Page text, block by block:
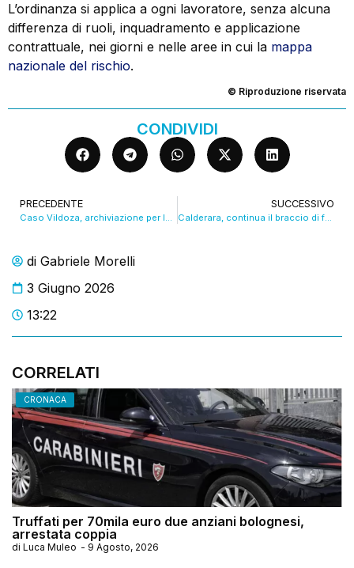
di Gabriele Morelli
3 Giugno 2026
13:22
CORRELATI
CRONACA
Truffati per 70mila euro due anziani bolognesi,
arrestata coppia
di Luca Muleo - 9 Agosto, 2026
L’ordinanza si applica a ogni lavoratore, senza alcuna
differenza di ruoli, inquadramento e applicazione
contrattuale, nei giorni e nelle aree in cui la mappa
nazionale del rischio.
© Riproduzione riservata
CONDIVIDI
PRECEDENTE SUCCESSIVO
Calderara, continua il braccio di ferro tra la Bonfiglioli e i sindacati. VIDEO